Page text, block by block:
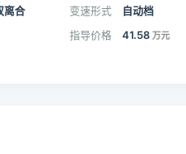
离合 变速形式
自动档
指导价格 41.58 万元